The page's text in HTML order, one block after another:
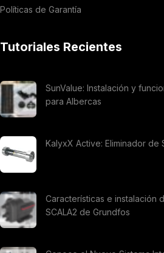
Políticas de Garantía
Tutoriales Recientes
SunValue: Instalación y
para Albercas
KalyxX Active: Eliminador
Características e instalación
SCALA2 de Grundfos